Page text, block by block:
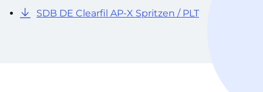
SDB DE Clearfil AP-X Spritzen / PLT